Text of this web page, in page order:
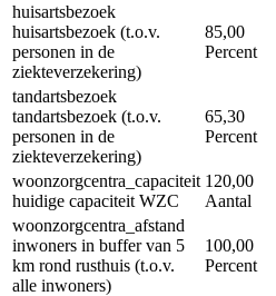
huisartsbezoek
huisartsbezoek (t.o.v.
personen in de
ziekteverzekering)
85,00
Percent
tandartsbezoek
tandartsbezoek (t.o.v.
personen in de
ziekteverzekering)
65,30
Percent
woonzorgcentra_capaciteit
huidige capaciteit WZC
120,00
Aantal
woonzorgcentra_afstand
inwoners in buffer van 5
km rond rusthuis (t.o.v.
alle inwoners)
100,00
Percent